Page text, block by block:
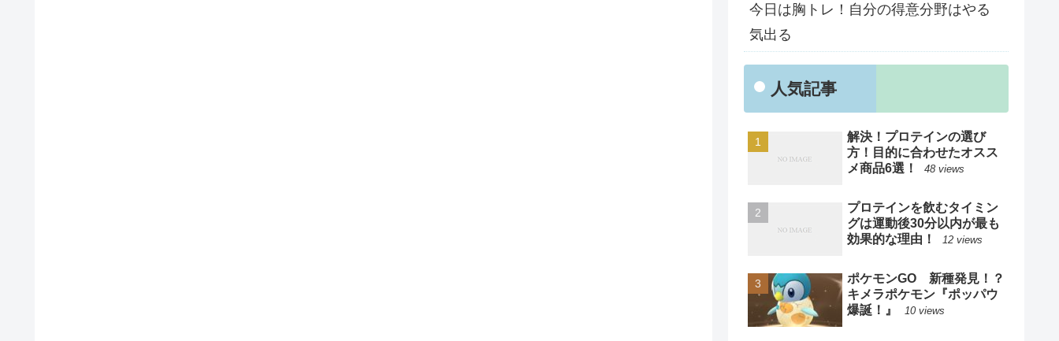
今日は胸トレ！自分の得意分野はやる
気出る
人気記事
解決！プロテインの選び
方！目的に合わせたオスス
メ商品6選！
48 views
プロテインを飲むタイミン
グは運動後30分以内が最も
効果的な理由！
12 views
ポケモンGO 新種発見！？
キメラポケモン『ポッパウ
爆誕！』
10 views